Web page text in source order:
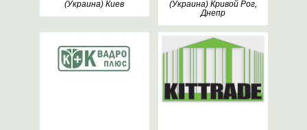
(Украина) Киев
(Украина) Кривой Рог,
Днепр